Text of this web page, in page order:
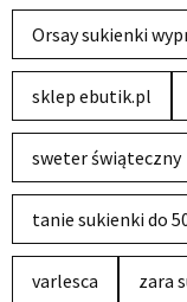
Orsay sukienki
sklep ebutik.pl
sweter świąteczny
tanie sukienki do
varlesca zara